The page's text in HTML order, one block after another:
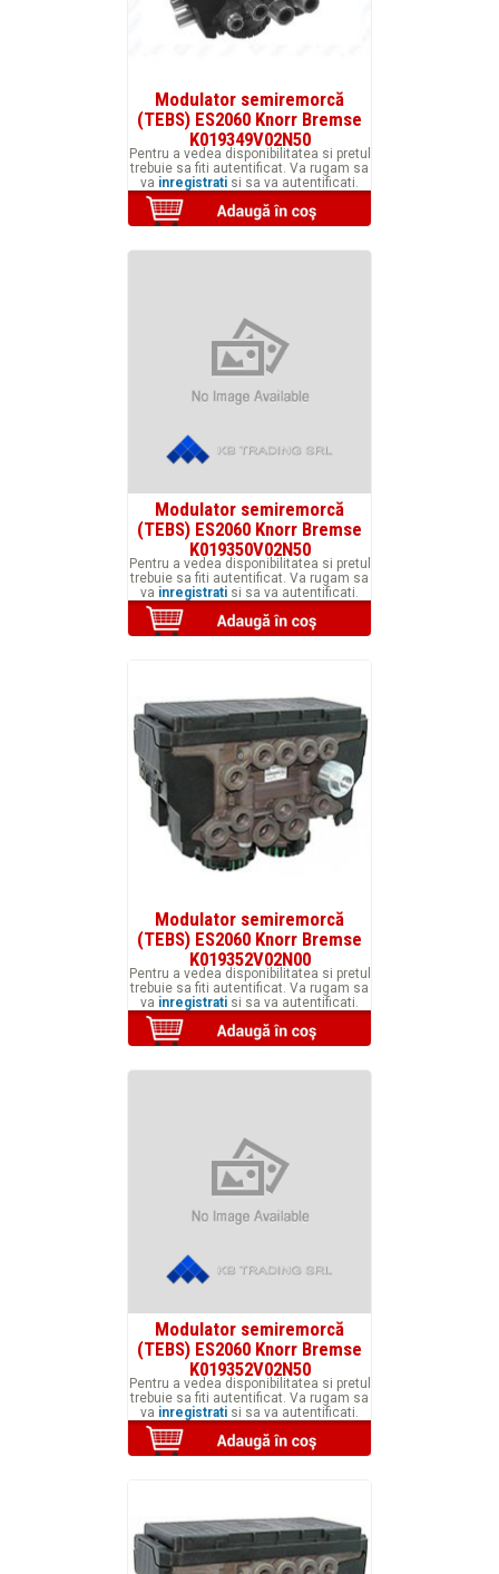
Modulator semiremorcă
(TEBS) ES2060 Knorr Bremse
K019349V02N50
Pentru a vedea disponibilitatea si pretul
trebuie sa fiti autentificat. Va rugam sa
va inregistrati si sa va autentificati.
Modulator semiremorcă
(TEBS) ES2060 Knorr Bremse
K019350V02N50
Pentru a vedea disponibilitatea si pretul
trebuie sa fiti autentificat. Va rugam sa
va inregistrati si sa va autentificati.
Modulator semiremorcă
(TEBS) ES2060 Knorr Bremse
K019352V02N00
Pentru a vedea disponibilitatea si pretul
trebuie sa fiti autentificat. Va rugam sa
va inregistrati si sa va autentificati.
Modulator semiremorcă
(TEBS) ES2060 Knorr Bremse
K019352V02N50
Pentru a vedea disponibilitatea si pretul
trebuie sa fiti autentificat. Va rugam sa
va inregistrati si sa va autentificati.